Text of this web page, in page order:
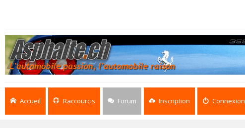
Accueil Raccourcis Forum Inscription Connexion